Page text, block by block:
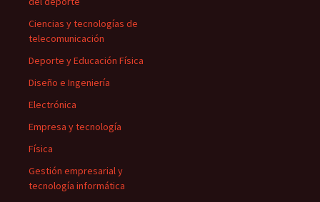
Ciencias y tecnologías de
telecomunicación
Deporte y Educación Física
Diseño e Ingeniería
Electrónica
Empresa y tecnología
Física
Gestión empresarial y
tecnología informática